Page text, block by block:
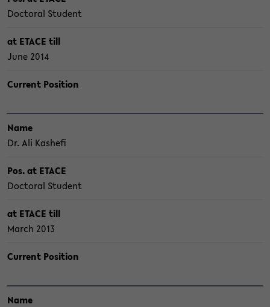
Doc­to­ral Stu­dent
at ETACE till
June 2014
Cur­rent Po­si­ti­on
Name
Dr. Ali Kas­he­fi
Pos. at ETACE
Doc­to­ral Stu­dent
at ETACE till
March 2013
Cur­rent Po­si­ti­on
Name